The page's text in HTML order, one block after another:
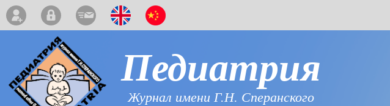
Педиатрия
Журнал имени Г.Н. Сперанского